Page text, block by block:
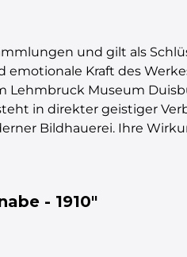
und gilt als
Kraft des
Lehmbruck Museum
in direkter geistiger
Bildhauerei. Ihre
- 1910"